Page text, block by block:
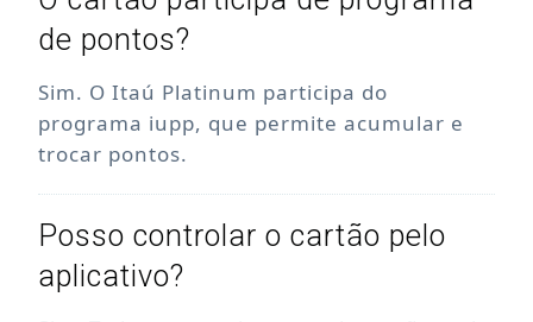
de pontos?
Sim. O Itaú Platinum participa do
programa iupp, que permite acumular e
trocar pontos.
Posso controlar o cartão pelo
aplicativo?